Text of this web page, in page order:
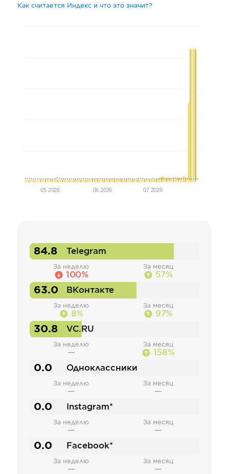
Как считается Индекс и что это значит?
05 2026 06 2026 07 2026
84.8 Telegram
За неделю
100%
За месяц
57%
63.0 ВКонтакте
За неделю
8%
За месяц
97%
30.8 VC.RU
За неделю
—
За месяц
158%
0.0 Одноклассники
За неделю
—
За месяц
—
0.0 Instagram*
За неделю
—
За месяц
—
0.0 Facebook*
За неделю
—
За месяц
—